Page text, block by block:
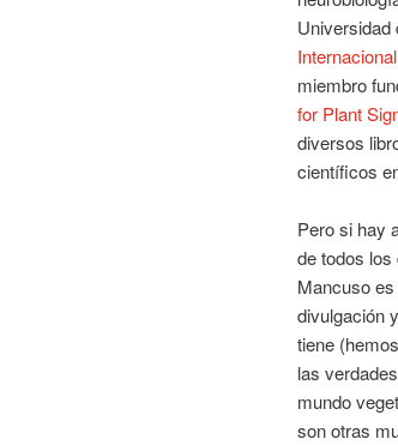
Universidad
miembro
for Plant
diversos
científicos
Pero si hay
de todos
Mancuso
divulgación
tiene
las
mundo
son otras